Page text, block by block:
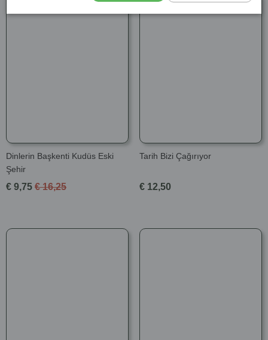
Dinlerin Başkenti Kudüs Eski
Şehir
€ 9,75 € 16,25
Tarih Bizi Çağırıyor
€ 12,50